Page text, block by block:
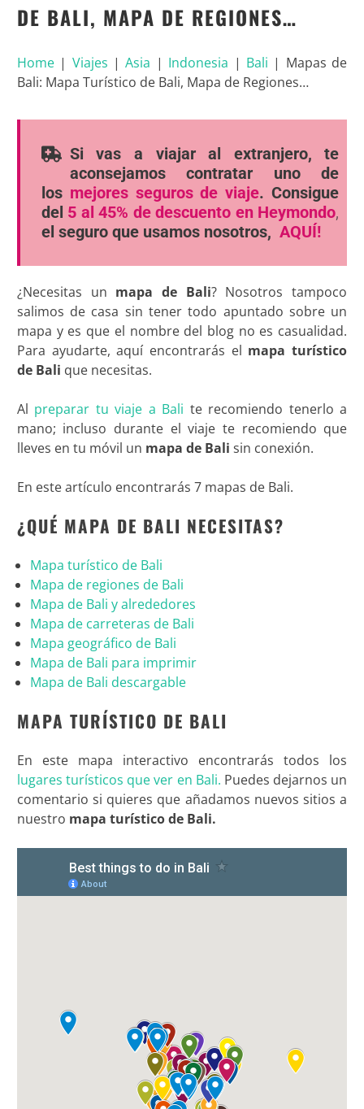
DE BALI, MAPA DE REGIONES…
Home| Viajes |Asia | Indonesia | Bali | Mapas de
Bali: Mapa Turístico de Bali, Mapa de Regiones…
Si vas a viajar al extranjero, te
aconsejamos contratar uno de
los mejores seguros de viaje. Consigue
del 5 al 45% de descuento en Heymondo,
el seguro que usamos nosotros, AQUÍ!
¿Necesitas un mapa de Bali? Nosotros tampoco
salimos de casa sin tener todo apuntado sobre un
mapa y es que el nombre del blog no es casualidad.
Para ayudarte, aquí encontrarás el mapa turístico
de Bali que necesitas.
Al preparar tu viaje a Bali te recomiendo tenerlo a
mano; incluso durante el viaje te recomiendo que
lleves en tu móvil un mapa de Bali sin conexión.
En este artículo encontrarás 7 mapas de Bali.
¿QUÉ MAPA DE BALI NECESITAS?
Mapa turístico de Bali
Mapa de regiones de Bali
Mapa de Bali y alrededores
Mapa de carreteras de Bali
Mapa geográfico de Bali
Mapa de Bali para imprimir
Mapa de Bali descargable
MAPA TURÍSTICO DE BALI
En este mapa interactivo encontrarás todos los
lugares turísticos que ver en Bali. Puedes dejarnos un
comentario si quieres que añadamos nuevos sitios a
nuestro mapa turístico de Bali.